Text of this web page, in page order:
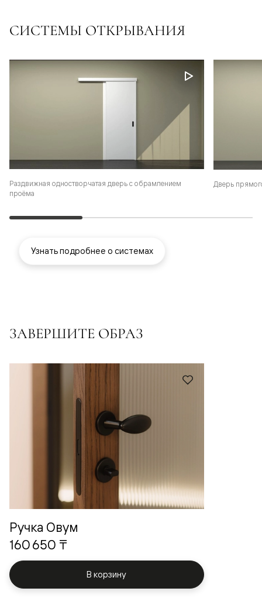
СИСТЕМЫ ОТКРЫВАНИЯ
Раздвижная одностворчатая дверь с обрамлением
проёма
Дверь
Узнать подробнее о системах
ЗАВЕРШИТЕ ОБРАЗ
Ручка Овум
160 650 ₸
В корзину